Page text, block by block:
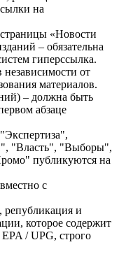
на
«Новости
– обязательна
гиперссылка.
от
материалов.
– должна быть
абзаце
"Власть", "Выборы",
публикуются на
с
и
которое содержит
/ UPG, строго